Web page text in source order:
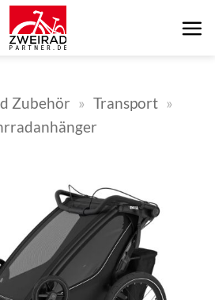
Zubehör » Transport »